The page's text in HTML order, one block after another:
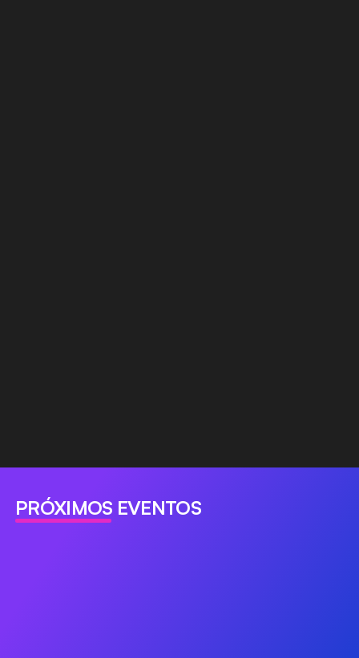
PRÓXIMOS EVENTOS